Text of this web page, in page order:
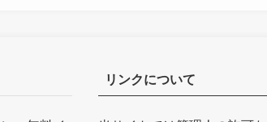
リンクについて